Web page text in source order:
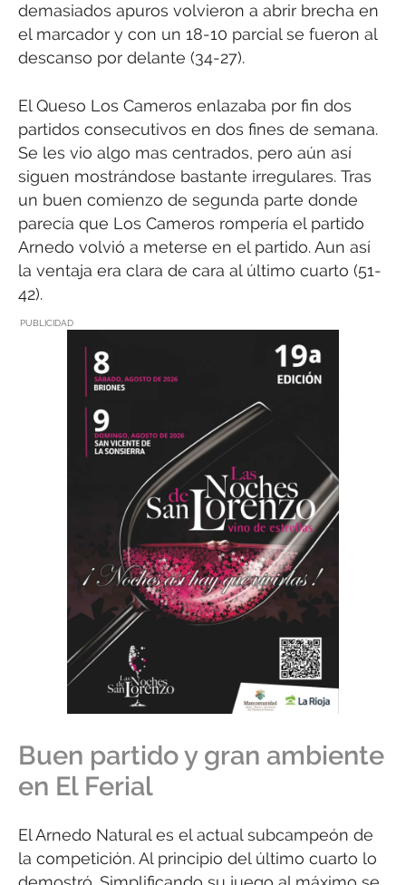
demasiados apuros volvieron a abrir brecha en
el marcador y con un 18-10 parcial se fueron al
descanso por delante (34-27).
El Queso Los Cameros enlazaba por fin dos
partidos consecutivos en dos fines de semana.
Se les vio algo mas centrados, pero aún así
siguen mostrándose bastante irregulares. Tras
un buen comienzo de segunda parte donde
parecía que Los Cameros rompería el partido
Arnedo volvió a meterse en el partido. Aun así
la ventaja era clara de cara al último cuarto (51-
42).
PUBLICIDAD
Buen partido y gran ambiente
en El Ferial
El Arnedo Natural es el actual subcampeón de
la competición. Al principio del último cuarto lo